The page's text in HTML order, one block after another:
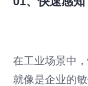
在工业场景中
就像是企业的